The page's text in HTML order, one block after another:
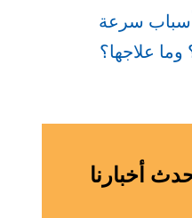
سرعة
وما علاجها؟
أخبارنا